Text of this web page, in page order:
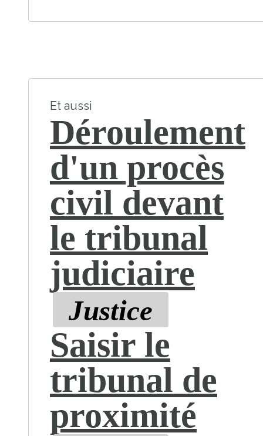
Et aussi
Déroulement
d'un procès
civil devant
le tribunal
judiciaire
Justice
Saisir le
tribunal de
proximité